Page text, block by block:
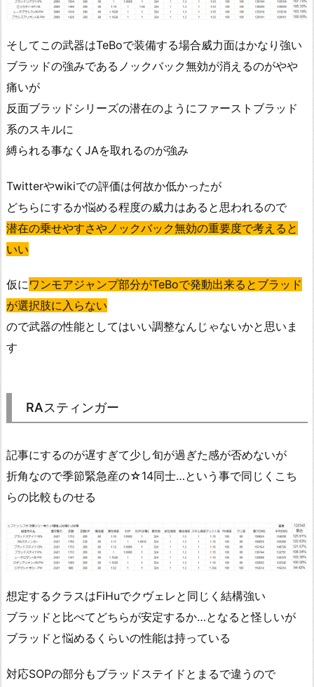
そしてこの武器はTeBoで装備する場合威力面はかなり強い
ブラッドの強みであるノックバック無効が消えるのがやや
痛いが
反面ブラッドシリーズの潜在のようにファーストブラッド
系のスキルに
縛られる事なくJAを取れるのが強み
Twitterやwikiでの評価は何故か低かったが
どちらにするか悩める程度の威力はあると思われるので
潜在の乗せやすさやノックバック無効の重要度で考えると
いい
仮にワンモアジャンプ部分がTeBoで発動出来るとブラッド
が選択肢に入らない
ので武器の性能としてはいい調整なんじゃないかと思いま
す
RAスティンガー
記事にするのが遅すぎて少し旬が過ぎた感が否めないが
折角なので季節緊急産の☆14同士…という事で同じくこち
らの比較ものせる
想定するクラスはFiHuでクヴェレと同じく結構強い
ブラッドと比べてどちらが安定するか…となると怪しいが
ブラッドと悩めるくらいの性能は持っている
対応SOPの部分もブラッドステイドとまるで違うので